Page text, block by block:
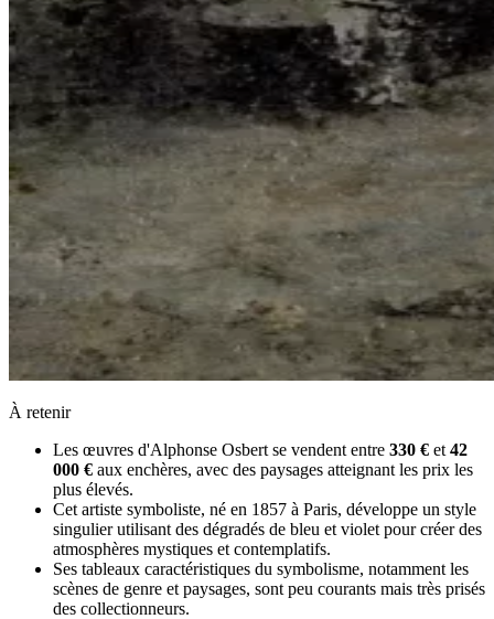
À retenir
Les œuvres d'Alphonse Osbert se vendent entre 330 € et 42
000 € aux enchères, avec des paysages atteignant les prix les
plus élevés.
Cet artiste symboliste, né en 1857 à Paris, développe un style
singulier utilisant des dégradés de bleu et violet pour créer des
atmosphères mystiques et contemplatifs.
Ses tableaux caractéristiques du symbolisme, notamment les
scènes de genre et paysages, sont peu courants mais très prisés
des collectionneurs.